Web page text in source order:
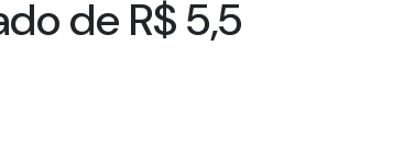
de R$ 5,5